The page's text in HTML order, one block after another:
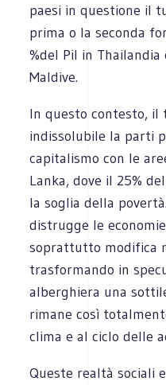
paesi in questione il
prima o la seconda
%del Pil in
Maldive.
In questo contesto, il
indissolubile la parti
capitalismo con le
Lanka, dove il 25%
la soglia della
distrugge le
soprattutto modifica
trasformando in
alberghiera una
rimane così
clima e al ciclo delle
Queste realtà sociali